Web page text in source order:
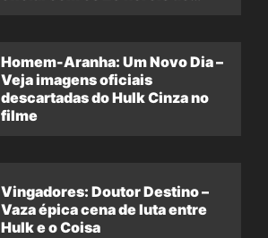
Homem-Aranha: Um Novo Dia –
Veja imagens oficiais
descartadas do Hulk Cinza no
filme
Vingadores: Doutor Destino –
Vaza épica cena de luta entre
Hulk e o Coisa